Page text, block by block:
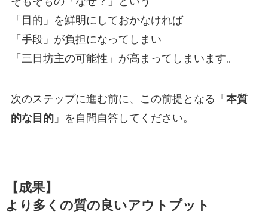
「目的」を鮮明にしておかなければ
「手段」が負担になってしまい
「三日坊主の可能性」が高まってしまいます。
次のステップに進む前に、この前提となる「 本質
的な目的」を自問自答してください。
【成果】
より多くの質の良いアウトプット